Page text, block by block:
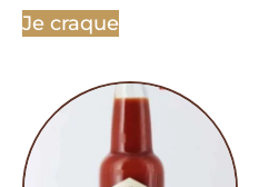
Je craque